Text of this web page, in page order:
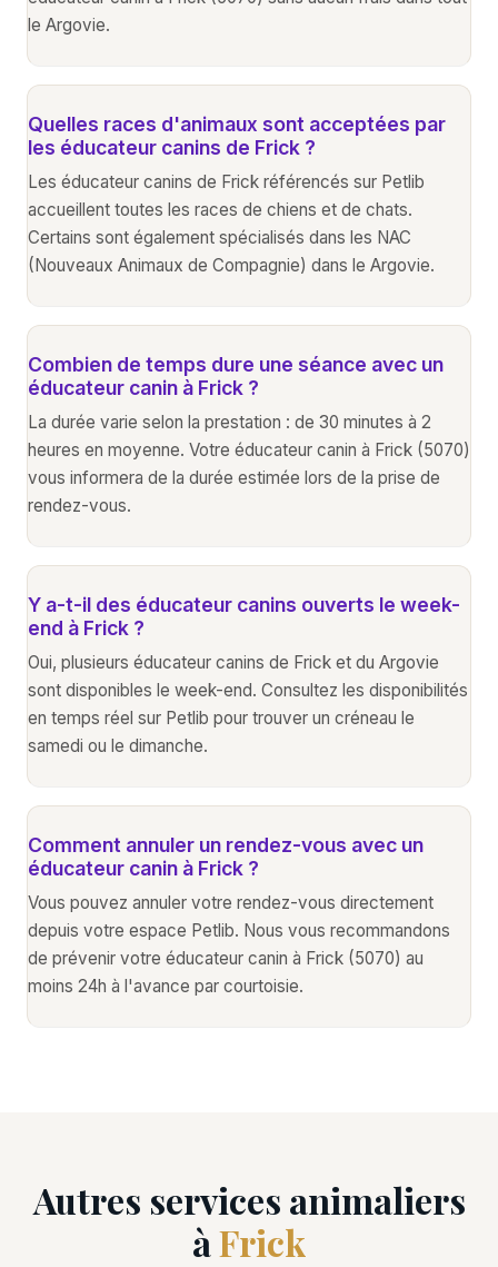
le Argovie.
Quelles races d'animaux sont acceptées par
les éducateur canins de Frick ?
Les éducateur canins de Frick référencés sur Petlib
accueillent toutes les races de chiens et de chats.
Certains sont également spécialisés dans les NAC
(Nouveaux Animaux de Compagnie) dans le Argovie.
Combien de temps dure une séance avec un
éducateur canin à Frick ?
La durée varie selon la prestation : de 30 minutes à 2
heures en moyenne. Votre éducateur canin à Frick (5070)
vous informera de la durée estimée lors de la prise de
rendez-vous.
Y a-t-il des éducateur canins ouverts le week-
end à Frick ?
Oui, plusieurs éducateur canins de Frick et du Argovie
sont disponibles le week-end. Consultez les disponibilités
en temps réel sur Petlib pour trouver un créneau le
samedi ou le dimanche.
Comment annuler un rendez-vous avec un
éducateur canin à Frick ?
Vous pouvez annuler votre rendez-vous directement
depuis votre espace Petlib. Nous vous recommandons
de prévenir votre éducateur canin à Frick (5070) au
moins 24h à l'avance par courtoisie.
Autres services animaliers
à Frick